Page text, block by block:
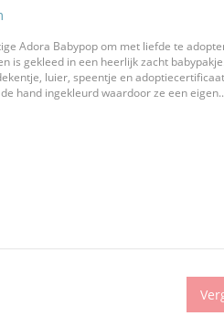
Adora Babypop om met liefde te
is gekleed in een heerlijk zacht
luier, speentje en
hand ingekleurd waardoor ze een